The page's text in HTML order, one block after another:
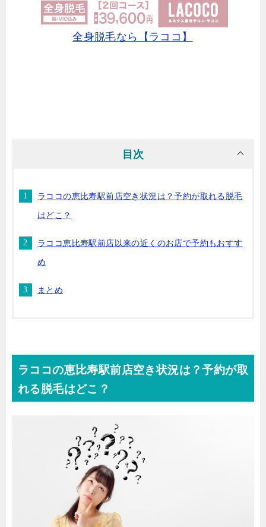
全身脱毛なら【ラココ】
目次
ラココの恵比寿駅前店空き状況は？予約が取れる脱毛
はどこ？
ラココ恵比寿駅前店以来の近くのお店で予約もおすす
め
まとめ
ラココの恵比寿駅前店空き状況は？予約が取
れる脱毛はどこ？